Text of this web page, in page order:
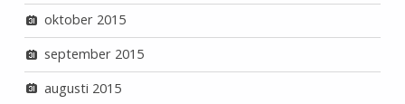
oktober 2015
september 2015
augusti 2015